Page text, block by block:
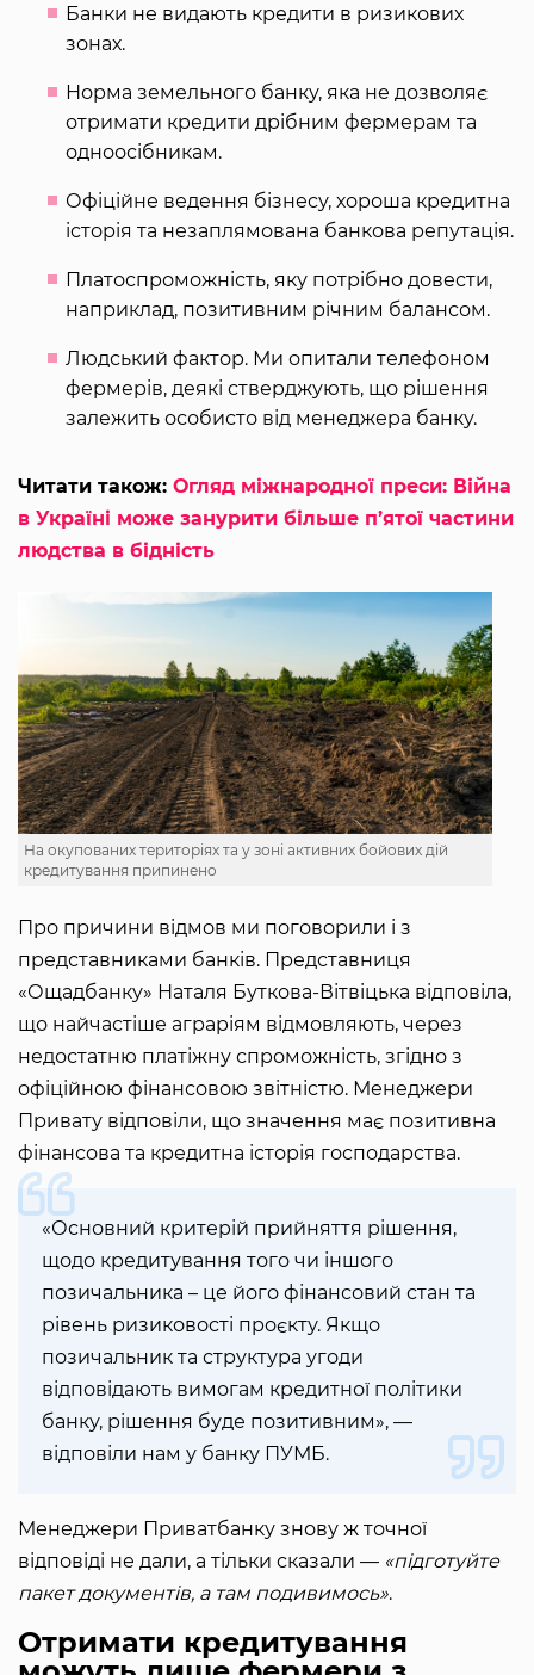
Банки не видають кредити в ризикових
зонах.
Норма земельного банку, яка не дозволяє
отримати кредити дрібним фермерам та
одноосібникам.
Офіційне ведення бізнесу, хороша кредитна
історія та незаплямована банкова репутація.
Платоспроможність, яку потрібно довести,
наприклад, позитивним річним балансом.
Людський фактор. Ми опитали телефоном
фермерів, деякі стверджують, що рішення
залежить особисто від менеджера банку.
Читати також: Огляд міжнародної преси: Війна
в Україні може занурити більше п’ятої частини
людства в бідність
На окупованих територіях та у зоні активних бойових дій
кредитування припинено
Про причини відмов ми поговорили і з
представниками банків. Представниця
«Ощадбанку» Наталя Буткова-Вітвіцька відповіла,
що найчастіше аграріям відмовляють, через
недостатню платіжну спроможність, згідно з
офіційною фінансовою звітністю. Менеджери
Привату відповіли, що значення має позитивна
фінансова та кредитна історія господарства.
«Основний критерій прийняття рішення,
щодо кредитування того чи іншого
позичальника – це його фінансовий стан та
рівень ризиковості проєкту. Якщо
позичальник та структура угоди
відповідають вимогам кредитної політики
банку, рішення буде позитивним», —
відповіли нам у банку ПУМБ.
Менеджери Приватбанку знову ж точної
відповіді не дали, а тільки сказали — «підготуйте
пакет документів, а там подивимось».
Отримати кредитування